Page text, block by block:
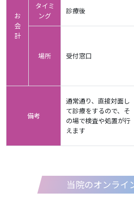
お
会
計
タイミ
ング
診療後
場所 受付窓口
備考
通常通り、直接対面し
て診療をするので、そ
の場で検査や処置が行
えます
当院のオンライ